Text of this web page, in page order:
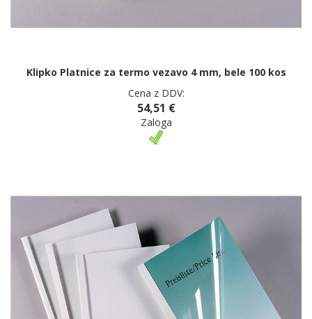
Klipko Platnice za termo vezavo 4 mm, bele 100 kos
Cena z DDV:
54,51 €
Zaloga